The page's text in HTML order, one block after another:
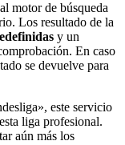
motor de búsqueda
Los resultado de la
y un
En caso
se devuelve para
este servicio
liga profesional.
aún más los